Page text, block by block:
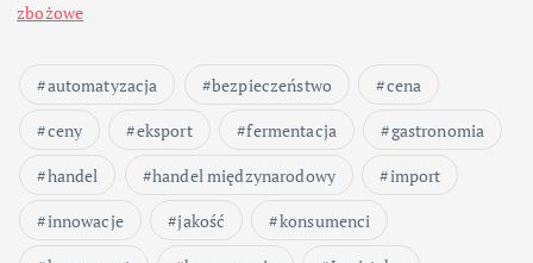
w
a
n
i
zbożowe
automatyzacja bezpieczeństwo
cena
ceny
eksport fermentacja
gastronomia
handel
handel międzynarodowy
import
innowacje
jakość
konsumenci